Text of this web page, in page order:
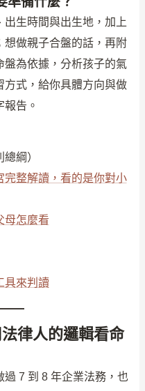
生時間與出生地，加上
做親子合盤的話，再附
盤為依據，分析孩子的氣
方式，給你具體方向與做
告。
總綱）
整解讀，看的是你對小
母怎麼看
具來判讀
律人的邏輯看命
7 到 8 年企業法務，也